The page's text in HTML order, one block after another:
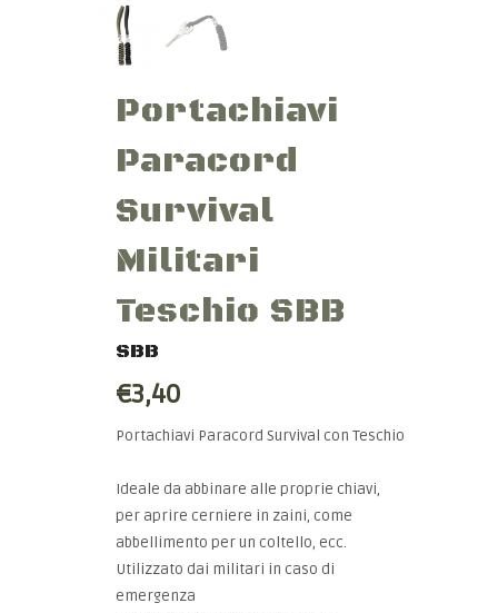
Portachiavi
Paracord
Survival
Militari
Teschio SBB
SBB
€3,40
Portachiavi Paracord Survival con Teschio
Ideale da abbinare alle proprie chiavi,
per aprire cerniere in zaini, come
abbellimento per un coltello, ecc.
Utilizzato dai militari in caso di
emergenza